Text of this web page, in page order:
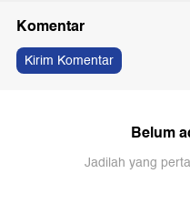
Komentar
Kirim Komentar
Belum
Jadilah yang